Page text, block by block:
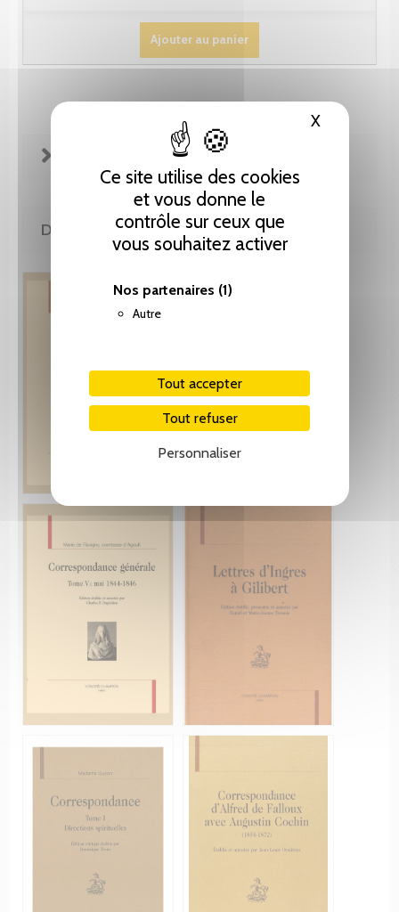
Ce site utilise des cookies
et vous donne le
contrôle sur ceux que
vous souhaitez activer
Nos partenaires (1)
Autre
Tout accepter
Tout refuser
Personnaliser
XMasquer
Ajouter au panier
FICHE TECHNIQUE
DE LA MÊME COLLECTION